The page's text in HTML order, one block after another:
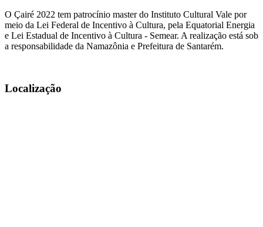
O Çairé 2022 tem patrocínio master do Instituto Cultural Vale por
meio da Lei Federal de Incentivo à Cultura, pela Equatorial Energia
e Lei Estadual de Incentivo à Cultura - Semear. A realização está sob
a responsabilidade da Namazônia e Prefeitura de Santarém.
Localização